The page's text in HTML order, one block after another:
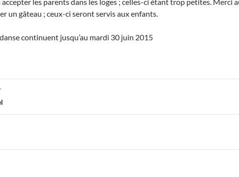
un gâteau ; ceux-ci seront servis aux enfants.
continuent jusqu’au mardi 30 juin 2015